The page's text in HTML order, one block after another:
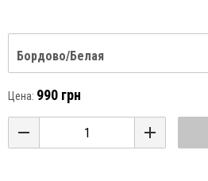
Бордово/Белая
Цена: 990 грн